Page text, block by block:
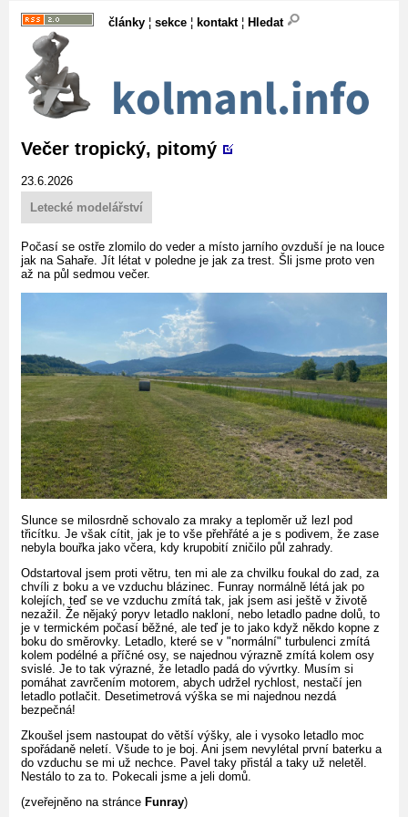
články ¦ sekce ¦ kontakt¦ Hledat
Večer tropický, pitomý
23.6.2026
Letecké modelářství
Počasí se ostře zlomilo do veder a místo jarního ovzduší je na louce
jak na Sahaře. Jít létat v poledne je jak za trest. Šli jsme proto ven
až na půl sedmou večer.
Slunce se milosrdně schovalo za mraky a teploměr už lezl pod
třicítku. Je však cítit, jak je to vše přehřáté a je s podivem, že zase
nebyla bouřka jako včera, kdy krupobití zničilo půl zahrady.
Odstartoval jsem proti větru, ten mi ale za chvilku foukal do zad, za
chvíli z boku a ve vzduchu blázinec. Funray normálně létá jak po
kolejích, teď se ve vzduchu zmítá tak, jak jsem asi ještě v životě
nezažil. Že nějaký poryv letadlo nakloní, nebo letadlo padne dolů, to
je v termickém počasí běžné, ale teď je to jako když někdo kopne z
boku do směrovky. Letadlo, které se v "normální" turbulenci zmítá
kolem podélné a příčné osy, se najednou výrazně zmítá kolem osy
svislé. Je to tak výrazné, že letadlo padá do vývrtky. Musím si
pomáhat zavrčením motorem, abych udržel rychlost, nestačí jen
letadlo potlačit. Desetimetrová výška se mi najednou nezdá
bezpečná!
Zkoušel jsem nastoupat do větší výšky, ale i vysoko letadlo moc
spořádaně neletí. Všude to je boj. Ani jsem nevylétal první baterku a
do vzduchu se mi už nechce. Pavel taky přistál a taky už neletěl.
Nestálo to za to. Pokecali jsme a jeli domů.
(zveřejněno na stránce Funray)